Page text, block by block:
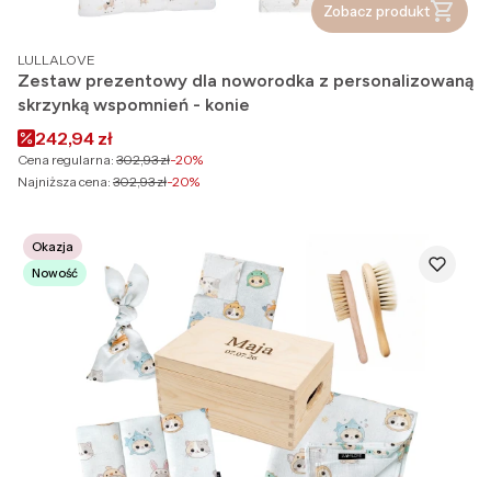
Zobacz produkt
PRODUCENT
LULLALOVE
Zestaw prezentowy dla noworodka z personalizowaną
skrzynką wspomnień - konie
Cena promocyjna
242,94 zł
Cena regularna: 302,93 zł-20%
Najniższa cena: 302,93 zł-20%
Okazja
Nowość